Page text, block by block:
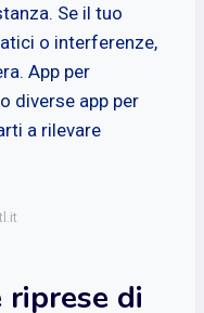
Se il tuo
o interferenze,
App per
diverse app per
a rilevare
di